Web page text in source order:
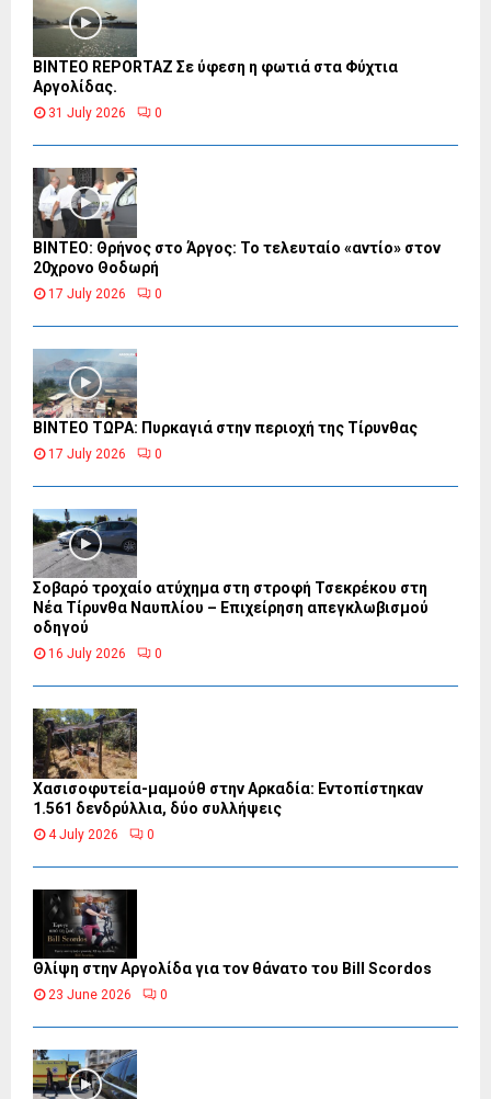
BINTEO REPORTAZ Σε ύφεση η φωτιά στα Φύχτια
Αργολίδας.
31 July 2026 0
ΒΙΝΤΕΟ: Θρήνος στο Άργος: Το τελευταίο «αντίο» στον
20χρονο Θοδωρή
17 July 2026 0
ΒΙΝΤΕΟ ΤΩΡΑ: Πυρκαγιά στην περιοχή της Τίρυνθας
17 July 2026 0
Σοβαρό τροχαίο ατύχημα στη στροφή Τσεκρέκου στη
Νέα Τίρυνθα Ναυπλίου – Επιχείρηση απεγκλωβισμού
οδηγού
16 July 2026 0
Χασισοφυτεία-μαμούθ στην Αρκαδία: Εντοπίστηκαν
1.561 δενδρύλλια, δύο συλλήψεις
4 July 2026 0
Θλίψη στην Αργολίδα για τον θάνατο του Bill Scordos
23 June 2026 0